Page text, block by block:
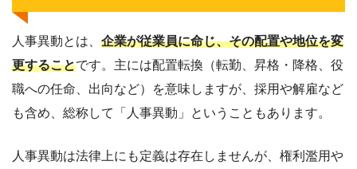
人事異動とは、 企業が従業員に命じ、その配置や地位を変
更することです。主には配置転換（転勤、昇格・降格、役
職への任命、出向など）を意味しますが、採用や解雇など
も含め、総称して「人事異動」ということもあります。
人事異動は法律上にも定義は存在しませんが、権利濫用や